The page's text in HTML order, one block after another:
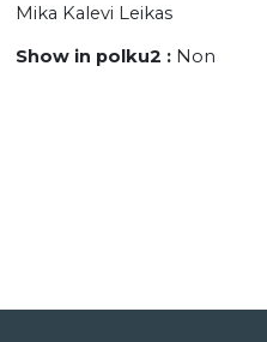
Mika Kalevi Leikas
Show in polku2 : Non